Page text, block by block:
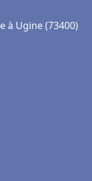
Ugine (73400)